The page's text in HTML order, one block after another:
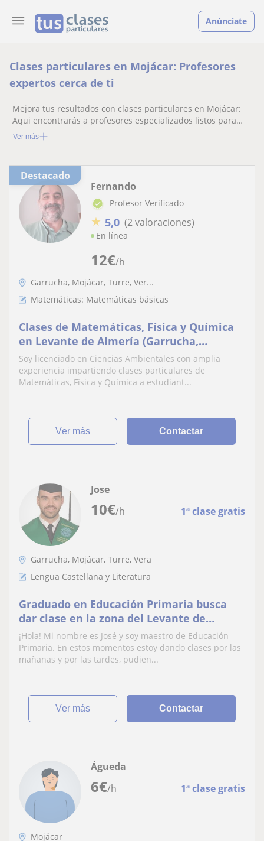
Anúnciate
Clases particulares en Mojácar: Profesores
expertos cerca de ti
Mejora tus resultados con clases particulares en Mojácar:
Aqui encontrarás a profesores especializados listos para
ayudarte.
Ver más
Destacado
12€/h
Fernando
Profesor Verificado
★ 5,0 (2 valoraciones)
En línea
Garrucha, Mojácar, Turre, Ver...
Matemáticas: Matemáticas básicas
Clases de Matemáticas, Física y Química
en Levante de Almería (Garrucha,
Mojácar, Vera, Cuevas del Almanzora,
Turre, Los Gallardos, Antas)
Soy licenciado en Ciencias Ambientales con amplia
experiencia impartiendo clases particulares de
Matemáticas, Física y Química a estudiant...
ver más Contactar
10€/h 1ª clase gratis
Jose
Garrucha, Mojácar, Turre, Vera
Lengua Castellana y Literatura
Graduado en Educación Primaria busca
dar clase en la zona del Levante de
Almería
¡Hola! Mi nombre es José y soy maestro de Educación
Primaria. En estos momentos estoy dando clases por las
mañanas y por las tardes, pudien...
ver más Contactar
6€/h 1ª clase gratis
Águeda
Mojácar